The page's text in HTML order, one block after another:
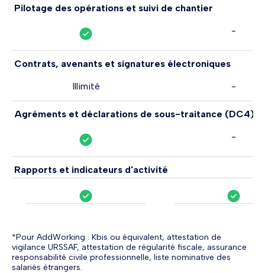
Pilotage des opérations et suivi de chantier
-
Contrats, avenants et signatures électroniques
Illimité
-
Agréments et déclarations de sous-traitance (DC4)
-
Rapports et indicateurs d'activité
*Pour AddWorking : Kbis ou équivalent, attestation de
vigilance URSSAF, attestation de régularité fiscale, assurance
responsabilité civile professionnelle, liste nominative des
salariés étrangers.